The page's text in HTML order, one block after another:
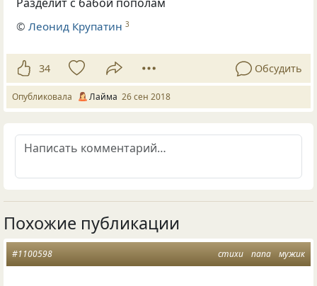
©Леонид Крупатин 3
34 Обсудить
Опубликовала Лайма 26 сен 2018
Похожие публикации
стихи папа мужик
#1100598